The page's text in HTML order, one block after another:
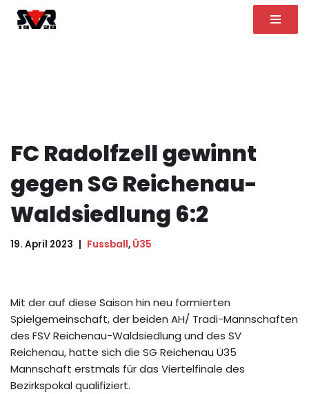
FC Radolfzell gewinnt
gegen SG Reichenau-
Waldsiedlung 6:2
19. April 2023 Fussball, Ü35
Mit der auf diese Saison hin neu formierten
Spielgemeinschaft, der beiden AH/ Tradi-Mannschaften
des FSV Reichenau-Waldsiedlung und des SV
Reichenau, hatte sich die SG Reichenau Ü35
Mannschaft erstmals für das Viertelfinale des
Bezirkspokal qualifiziert.